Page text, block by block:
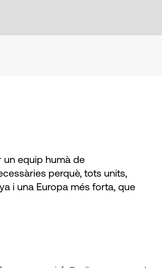
un equip humà de
perquè, tots units,
i una Europa més forta, que